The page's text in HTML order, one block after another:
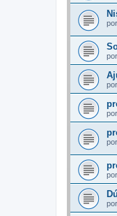
por
por
por
por
por
por
por